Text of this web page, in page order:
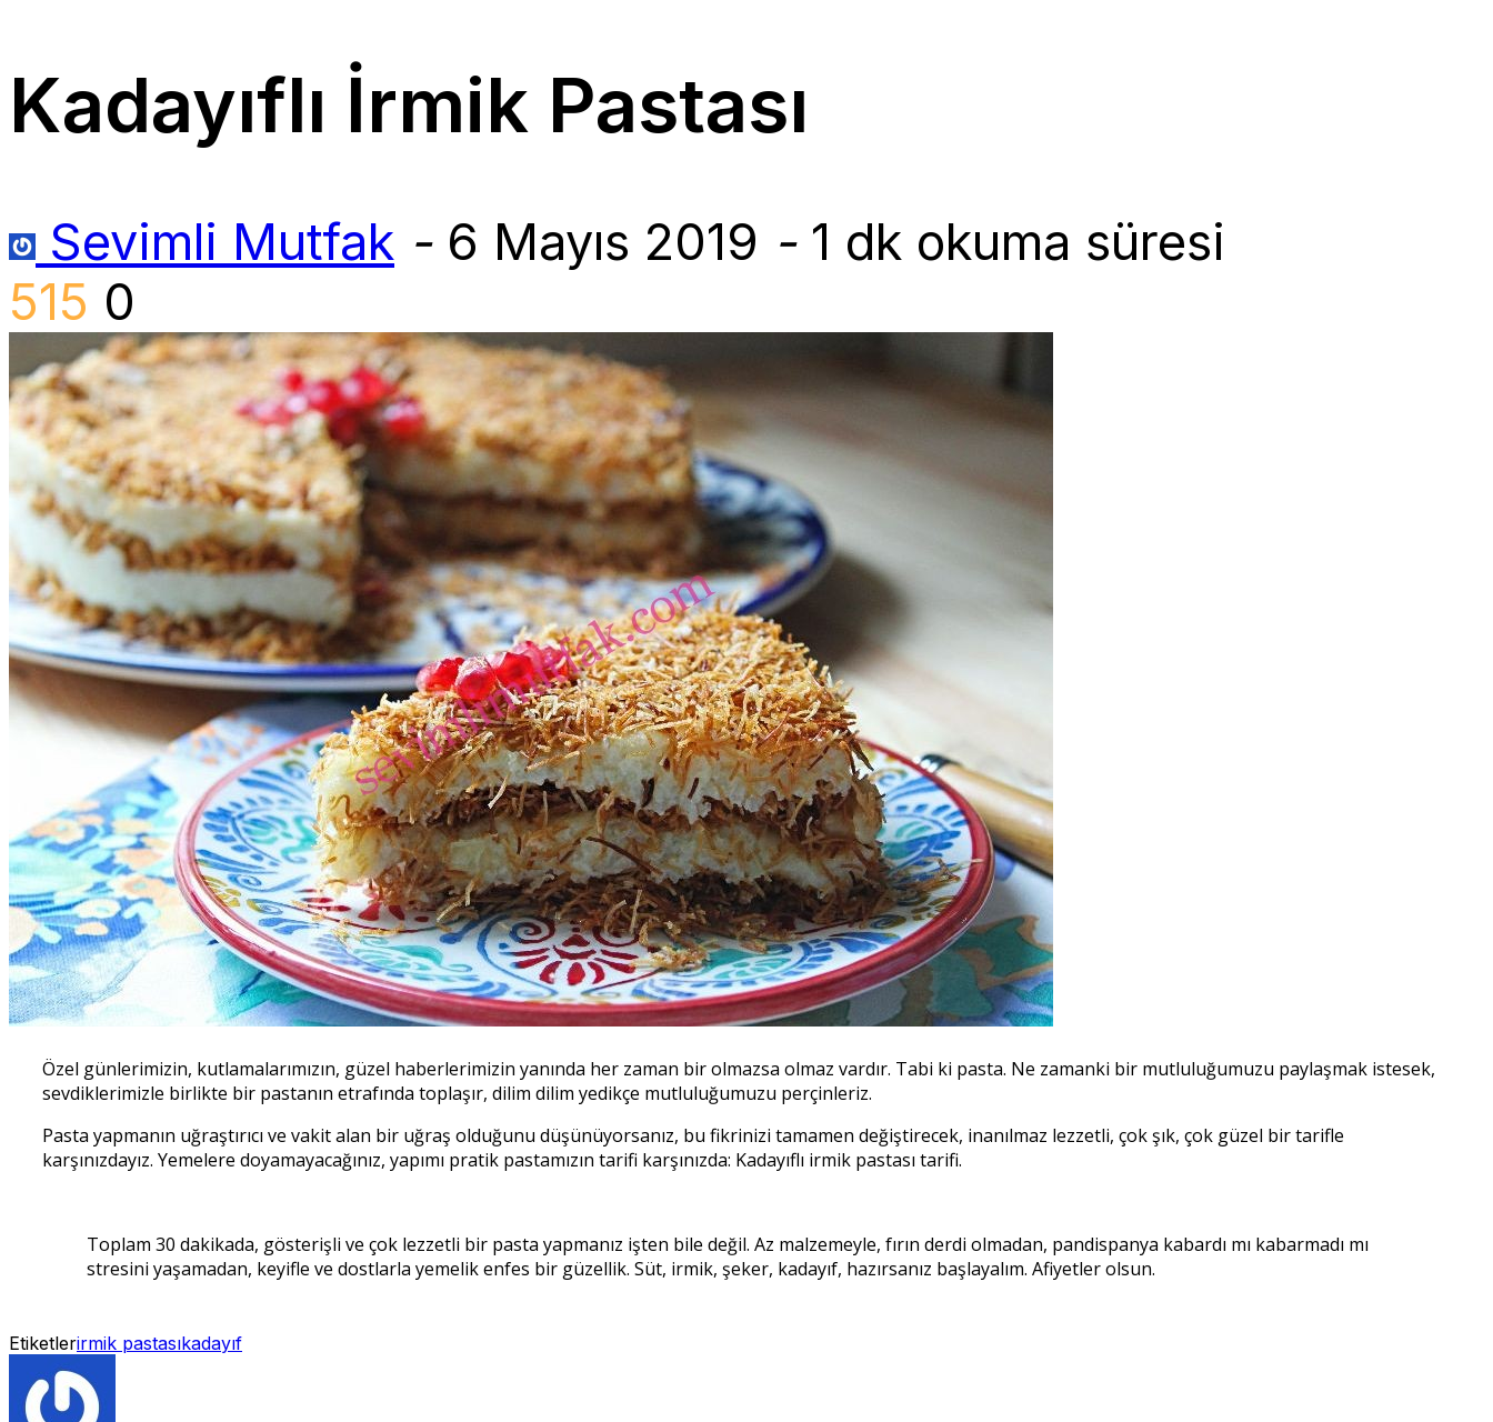
Kadayıflı İrmik Pastası
Sevimli Mutfak - 6 Mayıs 2019 -1 dk okuma süresi
515 0
Özel günlerimizin, kutlamalarımızın, güzel haberlerimizin yanında her zaman bir olmazsa olmaz vardır. Tabi ki pasta. Ne zamanki bir mutluluğumuzu paylaşmak istesek,
sevdiklerimizle birlikte bir pastanın etrafında toplaşır, dilim dilim yedikçe mutluluğumuzu perçinleriz.
Pasta yapmanın uğraştırıcı ve vakit alan bir uğraş olduğunu düşünüyorsanız, bu fikrinizi tamamen değiştirecek, inanılmaz lezzetli, çok şık, çok güzel bir tarifle
karşınızdayız. Yemelere doyamayacağınız, yapımı pratik pastamızın tarifi karşınızda: Kadayıflı irmik pastası tarifi.
Toplam 30 dakikada, gösterişli ve çok lezzetli bir pasta yapmanız işten bile değil. Az malzemeyle, fırın derdi olmadan, pandispanya kabardı mı kabarmadı mı
stresini yaşamadan, keyifle ve dostlarla yemelik enfes bir güzellik. Süt, irmik, şeker, kadayıf, hazırsanız başlayalım. Afiyetler olsun.
Etiketlerirmik pastasıkadayıf